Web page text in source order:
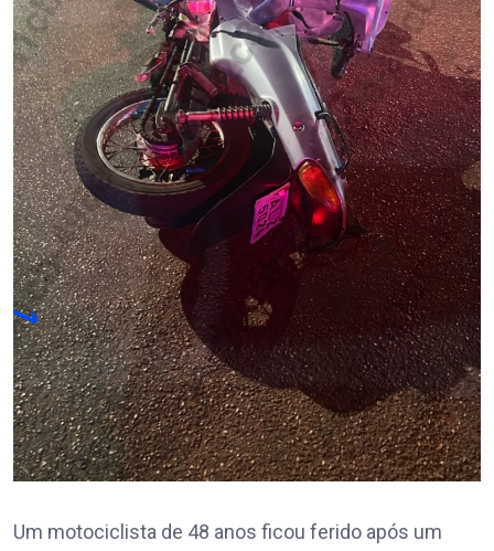
Um motociclista de 48 anos ficou ferido após um